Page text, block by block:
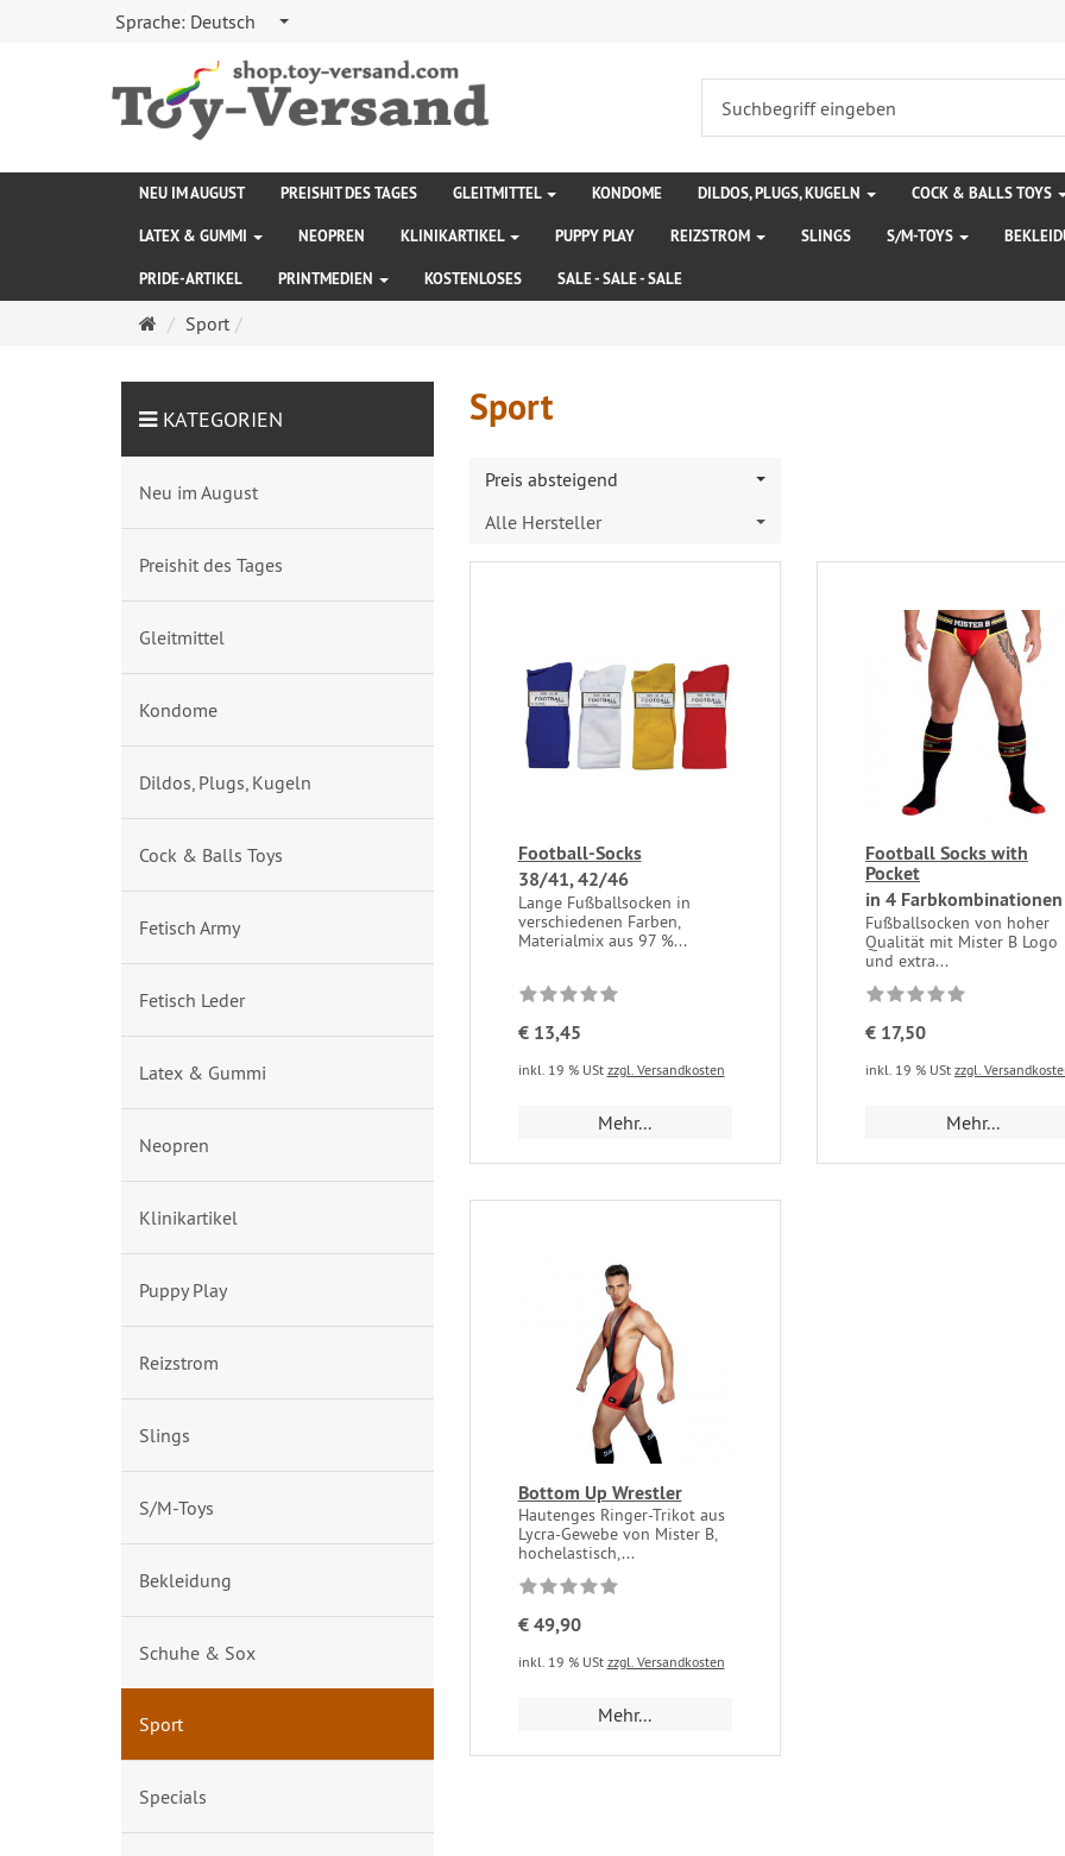
Sprache: Deutsch
NEU IM AUGUST PREISHIT DES TAGES GLEITMITTEL KONDOME DILDOS, PLUGS, KUGELN COCK & BALLS TOYS
LATEX & GUMMI NEOPREN KLINIKARTIKEL PUPPY PLAY REIZSTROM SLINGS S/M-TOYS
PRIDE-ARTIKEL PRINTMEDIEN KOSTENLOSES SALE - SALE - SALE
Startseite
Sport
Sport
Preis absteigend
Alle Hersteller
Football-Socks
38/41, 42/46
Lange Fußballsocken in
verschiedenen Farben,
Materialmix aus 97 %...
€ 13,45
inkl. 19 % USt zzgl. Versandkosten
Mehr...
Football Socks with
Pocket
in 4 Farbkombinationen
Fußballsocken von hoher
Qualität mit Mister B Logo
und extra...
€ 17,50
inkl. 19 % USt zzgl.
Mehr...
Bottom Up Wrestler
Hautenges Ringer-Trikot aus
Lycra-Gewebe von Mister B,
hochelastisch,...
€ 49,90
inkl. 19 % USt zzgl. Versandkosten
Mehr...
KATEGORIEN
Neu im August
Preishit des Tages
Gleitmittel
Kondome
Dildos, Plugs, Kugeln
Cock & Balls Toys
Fetisch Army
Fetisch Leder
Latex & Gummi
Neopren
Klinikartikel
Puppy Play
Reizstrom
Slings
S/M-Toys
Bekleidung
Schuhe & Sox
Sport
Specials